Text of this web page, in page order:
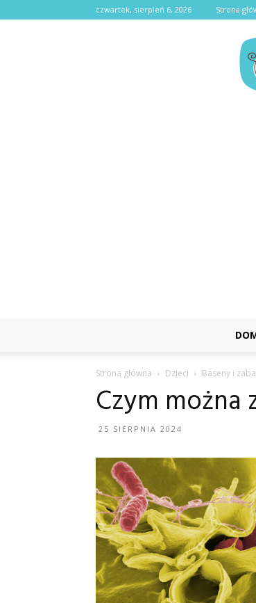
czwartek, sierpień 6, 2026 Strona
Strona główna Dzieci Baseny i
Czym można
25 SIERPNIA 2024